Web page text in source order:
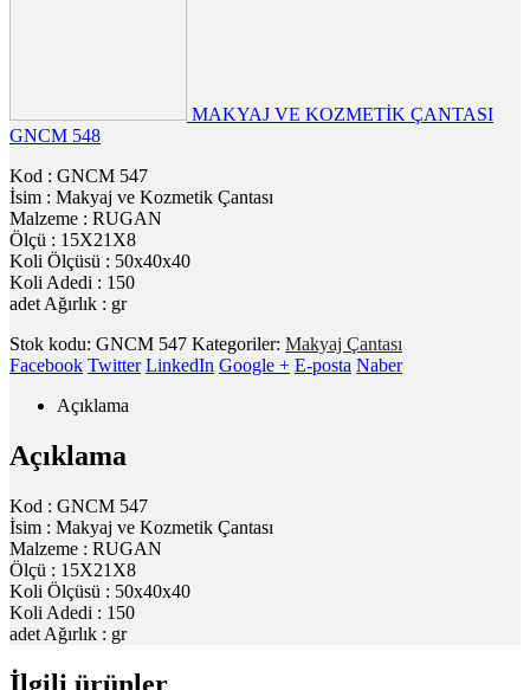
MAKYAJ VE KOZMETİK ÇANTASI
GNCM 548
Kod : GNCM 547
İsim : Makyaj ve Kozmetik Çantası
Malzeme : RUGAN
Ölçü : 15X21X8
Koli Ölçüsü : 50x40x40
Koli Adedi : 150
adet Ağırlık : gr
Stok kodu: GNCM 547 Kategoriler: Makyaj Çantası
Facebook Twitter LinkedIn Google + E-posta Naber
Açıklama
Açıklama
Kod : GNCM 547
İsim : Makyaj ve Kozmetik Çantası
Malzeme : RUGAN
Ölçü : 15X21X8
Koli Ölçüsü : 50x40x40
Koli Adedi : 150
adet Ağırlık : gr